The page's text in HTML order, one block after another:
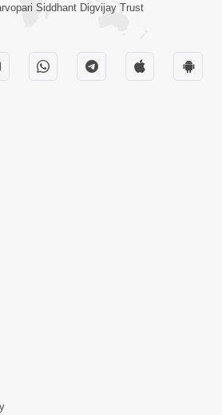
Siddhant Digvijay Trust